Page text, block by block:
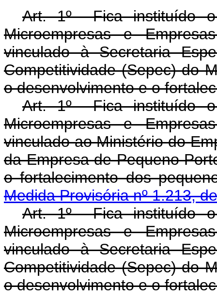
Art. 1º Fica instituído o
Microempresas e
vinculado à Secretaria
Competitividade (Sepec) do
o desenvolvimento e o
Art. 1º Fica instituído o
Microempresas e
vinculado ao Ministério do
da Empresa de Pequeno
o fortalecimento dos
Medida Provisória nº 1.213,
Art. 1º Fica instituído o
Microempresas e
vinculado à Secretaria
Competitividade (Sepec) do
o desenvolvimento e o